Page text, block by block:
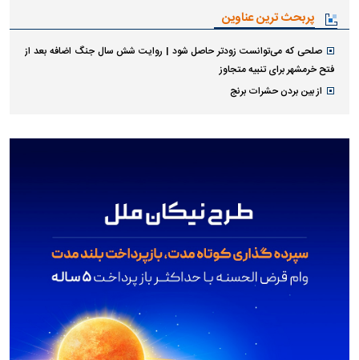
پربحث ترین عناوین
صلحی که می‌توانست زودتر حاصل شود | روایت شش سال جنگ اضافه بعد از
فتح خرمشهر برای تنبیه متجاوز
از بین بردن حشرات برنج